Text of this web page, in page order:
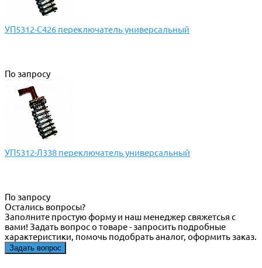
УП5312-С426 переключатель универсальный
По запросу
УП5312-Л338 переключатель универсальный
По запросу
Остались вопросы?
Заполните простую форму и наш менеджер свяжетсья с
вами! Задать вопрос о товаре - запросить подробные
характеристики, помочь подобрать аналог, оформить заказ.
Задать вопрос